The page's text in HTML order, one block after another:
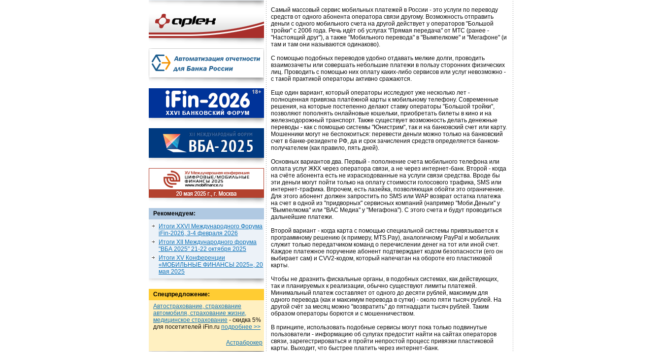
Рекомендуем:
Итоги XXVI Международного Форума
iFin-2026, 3-4 февраля 2026
Итоги XII Международного форума
"ВБА 2025" 21-22 октября 2025
Итоги XV Конференции
«МОБИЛЬНЫЕ ФИНАНСЫ 2025», 20
мая 2025
Спецпредложение:
Автострахование, страхование
автомобиля, страхование жизни,
медицинское страхование - cкидка 5%
для посетителей iFin.ru подробнеe >>
Астраброкер
Самый массовый сервис мобильных платежей в России - это услуги по переводу
средств от одного абонента оператора связи другому. Возможность отправить
деньги с одного мобильного счета на другой действует у операторов "Большой
тройки" с 2006 года. Речь идёт об услугах "Прямая передача" от МТС (ранее -
"Настоящий друг"), а также "Мобильного перевода" в "Вымпелкоме" и "Мегафоне" (и
там и там они называются одинаково).
С помощью подобных переводов удобно отдавать мелкие долги, проводить
взаимозачеты или совершать небольшие платежи в пользу сторонних физических
лиц. Проводить с помощью них оплату каких-либо сервисов или услуг невозможно -
с такой практикой операторы активно сражаются.
Еще один вариант, который операторы исследуют уже несколько лет -
полноценная привязка платёжной карты к мобильному телефону. Современные
решения, на которые постепенно делают ставку операторы "Большой тройки",
позволяют пополнять онлайновые кошельки, приобретать билеты в кино и на
железнодорожный транспорт. Также существует возможность делать денежные
переводы - как с помощью системы "Юнистрим", так и на банковский счет или карту.
Мошенники могут не беспокоиться: перевести деньги можно только на банковский
счет в банке-резиденте РФ, да и срок зачисления средств определяется банком-
получателем (как правило, пять дней).
Основных вариантов два. Первый - пополнение счета мобильного телефона или
оплата услуг ЖКХ через оператора связи, а не через интернет-банк. Второй - когда
на счёте абонента есть не израсходованные на услуги связи средства. Вроде бы
эти деньги могут пойти только на оплату стоимости голосового трафика, SMS или
интернет-трафика. Впрочем, есть лазейка, позволяющая обойти это ограничение.
Для этого абонент должен запростить по SMS или WAP возврат остатка платежа
на счет в одной из "придворных" сервисных компаний (например "Моби.Деньги" у
"Вымпелкома" или "ВАС Медиа" у "Мегафона"). С этого счета и будут проводиться
дальнейшие платежи.
Второй вариант - когда карта с помощью специальной системы привязывается к
программному решению (к примеру, MTS.Pay), аналогичному PayPal и мобильник
служит только передатчиком команд о перечислении денег на тот или иной счет.
Каждое платежное поручение абонент подтверждает кодом безопасности (его он
выбирает сам) и CVV2-кодом, который напечатан на обороте его пластиковой
карты.
Чтобы не дразнить фискальные органы, в подобных системах, как действующих,
так и планируемых к реализации, обычно существуют лимиты платежей.
Минимальный платеж составляет от одного до десяти рублей, максимум для
одного перевода (как и максимум перевода в сутки) - около пяти тысяч рублей. На
другой счёт за месяц можно "возвратить" до пятнадцати тысяч рублей. Таким
образом операторы борются и с мошенничеством.
В принципе, использовать подобные сервисы могут пока только подвинутые
пользователи - информацию об сулугах предостит найти на сайтах операторов
связи, зарегестрироваться и пройти непростой процесс привязки пластиковой
карты. Выходит, что быстрее платить через интернет-банк.